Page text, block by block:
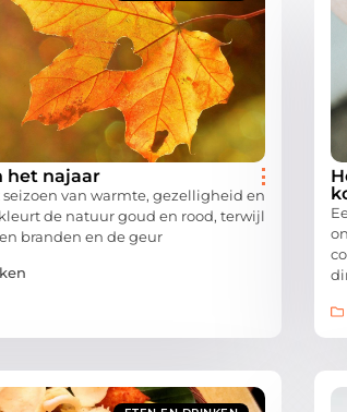
het najaar
seizoen van warmte, gezelligheid en
de natuur goud en rood, terwijl
branden en de geur